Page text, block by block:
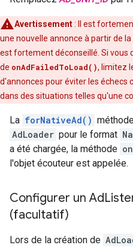
Avertissement: Il est
une nouvelle annonce à partir de
est fortement déconseillé. Si vous
de onAdFailedToLoad(), limitez
d'annonces pour éviter les échecs
dans des situations telles qu'une
La forNativeAd()
AdLoader pour le format
a été chargée, la méthode
l'objet écouteur est appelée.
Configurer un Ad
(facultatif)
Lors de la création de